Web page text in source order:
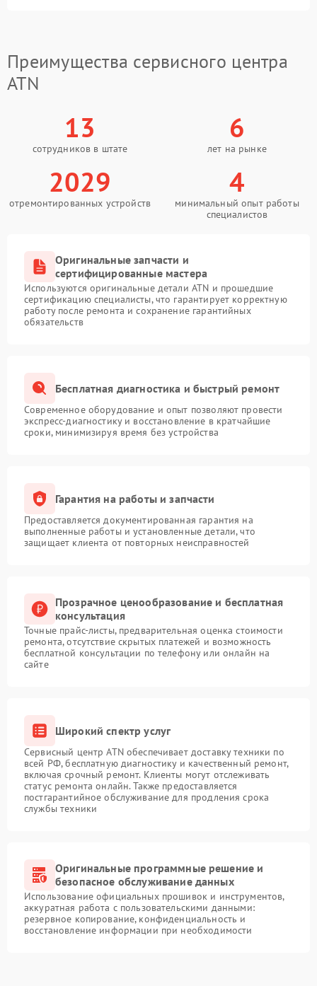
Преимущества сервисного центра
ATN
13
сотрудников в штате
6
лет на рынке
2029
отремонтированных устройств
4
минимальный опыт работы
специалистов
Оригинальные запчасти и
сертифицированные мастера
Используются оригинальные детали ATN и прошедшие
сертификацию специалисты, что гарантирует корректную
работу после ремонта и сохранение гарантийных
обязательств
Бесплатная диагностика и быстрый ремонт
Современное оборудование и опыт позволяют провести
экспресс-диагностику и восстановление в кратчайшие
сроки, минимизируя время без устройства
Гарантия на работы и запчасти
Предоставляется документированная гарантия на
выполненные работы и установленные детали, что
защищает клиента от повторных неисправностей
Прозрачное ценообразование и бесплатная
консультация
Точные прайс-листы, предварительная оценка стоимости
ремонта, отсутствие скрытых платежей и возможность
бесплатной консультации по телефону или онлайн на
сайте
Широкий спектр услуг
Сервисный центр ATN обеспечивает доставку техники по
всей РФ, бесплатную диагностику и качественный ремонт,
включая срочный ремонт. Клиенты могут отслеживать
статус ремонта онлайн. Также предоставляется
постгарантийное обслуживание для продления срока
службы техники
Оригинальные программные решение и
безопасное обслуживание данных
Использование официальных прошивок и инструментов,
аккуратная работа с пользовательскими данными:
резервное копирование, конфиденциальность и
восстановление информации при необходимости